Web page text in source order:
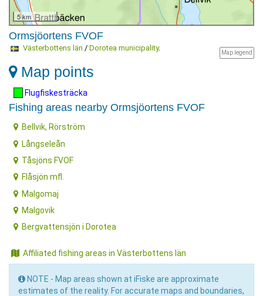
5 km
Ormsjöortens FVOF
Map legend
Västerbottens län / Dorotea municipality.
Map points
Flugfiskesträcka
Fishing areas nearby Ormsjöortens FVOF
Bellvik, Rörström
Långseleån
Tåsjöns FVOF
Flåsjön mfl.
Malgomaj
Malgovik
Bergvattensjön i Dorotea
Affiliated fishing areas in Västerbottens län
NOTE - Map areas shown at iFiske are approximate
estimates of the reality. For accurate maps and boundaries,